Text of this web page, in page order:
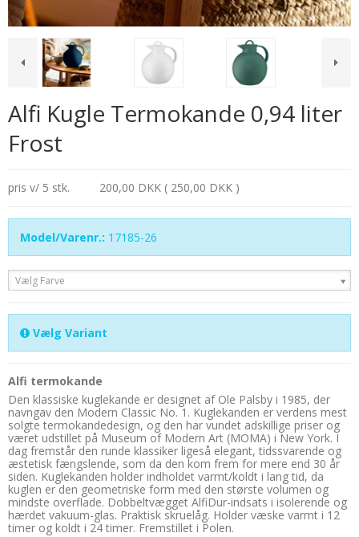
Alfi Kugle Termokande 0,94 liter
Frost
pris v/ 5 stk. 200,00 DKK ( 250,00 DKK )
Model/Varenr.: 17185-26
Vælg Farve
Vælg Variant
Alfi termokande
Den klassiske kuglekande er designet af Ole Palsby i 1985, der
navngav den Modern Classic No. 1. Kuglekanden er verdens mest
solgte termokandedesign, og den har vundet adskillige priser og
været udstillet på Museum of Modern Art (MOMA) i New York. I
dag fremstår den runde klassiker ligeså elegant, tidssvarende og
æstetisk fængslende, som da den kom frem for mere end 30 år
siden. Kuglekanden holder indholdet varmt/koldt i lang tid, da
kuglen er den geometriske form med den største volumen og
mindste overflade. Dobbeltvægget AlfiDur-indsats i isolerende og
hærdet vakuum-glas. Praktisk skruelåg. Holder væske varmt i 12
timer og koldt i 24 timer. Fremstillet i Polen.